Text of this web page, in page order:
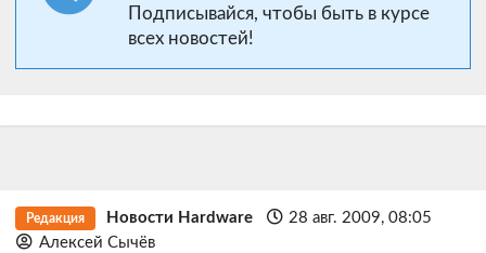
Подписывайся, чтобы быть в курсе
всех новостей!
Редакция Новости Hardware
28 авг. 2009, 08:05
Алексей Сычёв